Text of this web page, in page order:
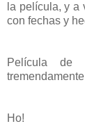
la película, y a
con fechas y
Película
Ho!